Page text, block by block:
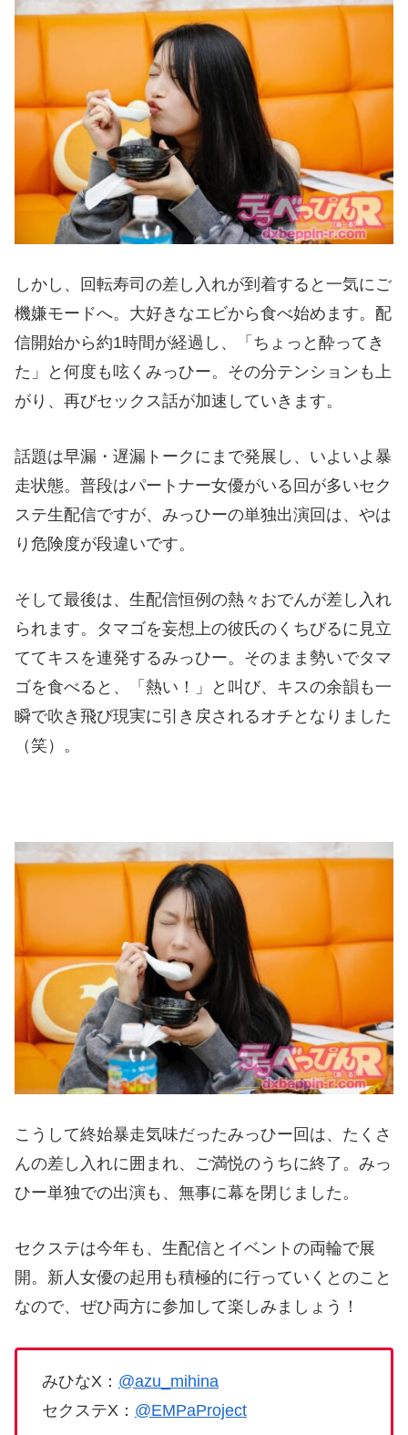
しかし、回転寿司の差し入れが到着すると一気にご
機嫌モードへ。大好きなエビから食べ始めます。配
信開始から約1時間が経過し、「ちょっと酔ってき
た」と何度も呟くみっひー。その分テンションも上
がり、再びセックス話が加速していきます。
話題は早漏・遅漏トークにまで発展し、いよいよ暴
走状態。普段はパートナー女優がいる回が多いセク
ステ生配信ですが、みっひーの単独出演回は、やは
り危険度が段違いです。
そして最後は、生配信恒例の熱々おでんが差し入れ
られます。タマゴを妄想上の彼氏のくちびるに見立
ててキスを連発するみっひー。そのまま勢いでタマ
ゴを食べると、「熱い！」と叫び、キスの余韻も一
瞬で吹き飛び現実に引き戻されるオチとなりました
（笑）。
こうして終始暴走気味だったみっひー回は、たくさ
んの差し入れに囲まれ、ご満悦のうちに終了。みっ
ひー単独での出演も、無事に幕を閉じました。
セクステは今年も、生配信とイベントの両輪で展
開。新人女優の起用も積極的に行っていくとのこと
なので、ぜひ両方に参加して楽しみましょう！
みひなX： @azu_mihina
セクステX： @EMPaProject